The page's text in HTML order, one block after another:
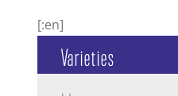
[:en]
Varieties